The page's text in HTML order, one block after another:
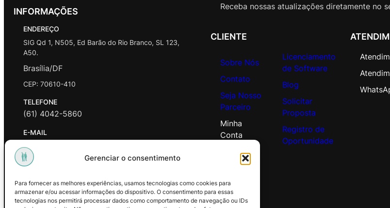
Gerenciar o consentimento
Para fornecer as melhores experiências, usamos tecnologias como cookies para
armazenar e/ou acessar informações do dispositivo. O consentimento para essas
tecnologias nos permitirá processar dados como comportamento de navegação ou IDs
p
INFORMAÇÕES
ENDEREÇO
SIG Qd 1, N505, Ed Barão do Rio Branco, SL 123,
A50.
Brasília/DF
CEP: 70610-410
TELEFONE
(61) 4042-5860
E-MAIL
contato@promasters.net.br
HORÁRIO DE ATENDIMENTO
Facebook Instagram Youtube
Receba nossas atualizações diretamente no
CLIENTE
Sobre Nós
Contato
Seja Nosso
Parceiro
Minha
Conta
Licenciamento
de Software
Blog
Solicitar
Proposta
Registro de
Oportunidade